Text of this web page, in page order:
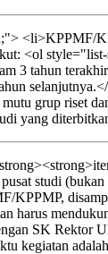
<li>KPPMF/
<ol
3 tahun
grup riset
yang
studi
KPPMP,
harus
SK Rektor
kegiatan